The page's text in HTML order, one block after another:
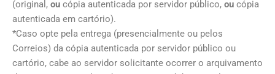
(original, ou cópia autenticada por servidor público, ou cópia
autenticada em cartório).
*Caso opte pela entrega (presencialmente ou pelos
Correios) da cópia autenticada por servidor público ou
cartório, cabe ao servidor solicitante ocorrer o arquivamento